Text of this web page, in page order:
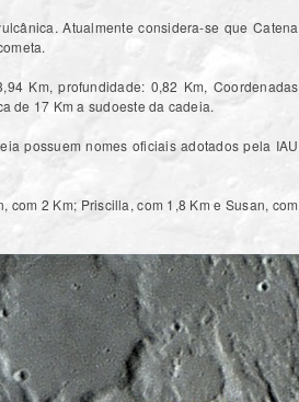
Atualmente considera-se que Catena
Km, profundidade: 0,82 Km, Coordenadas
de 17 Km a sudoeste da cadeia.
possuem nomes oficiais adotados pela IAU
com 2 Km; Priscilla, com 1,8 Km e Susan, com